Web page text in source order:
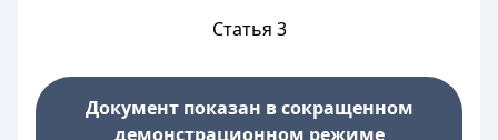
Статья 3
Документ показан в сокращенном
демонстрационном режиме